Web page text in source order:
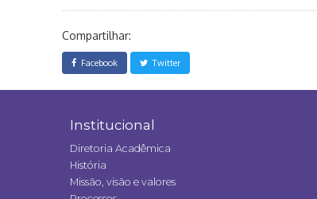
Compartilhar:
Facebook Twitter
Institucional
Diretoria Acadêmica
História
Missão, visão e valores